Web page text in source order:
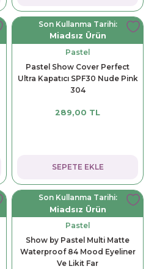
Son Kullanma Tarihi:
Miadsız Ürün
Pastel
Pastel Show Cover Perfect
Ultra Kapatıcı SPF30 Nude Pink
304
289,00 TL
SEPETE EKLE
Son Kullanma Tarihi:
Miadsız Ürün
Pastel
Show by Pastel Multi Matte
Waterproof 84 Mood Eyeliner
Ve Likit Far